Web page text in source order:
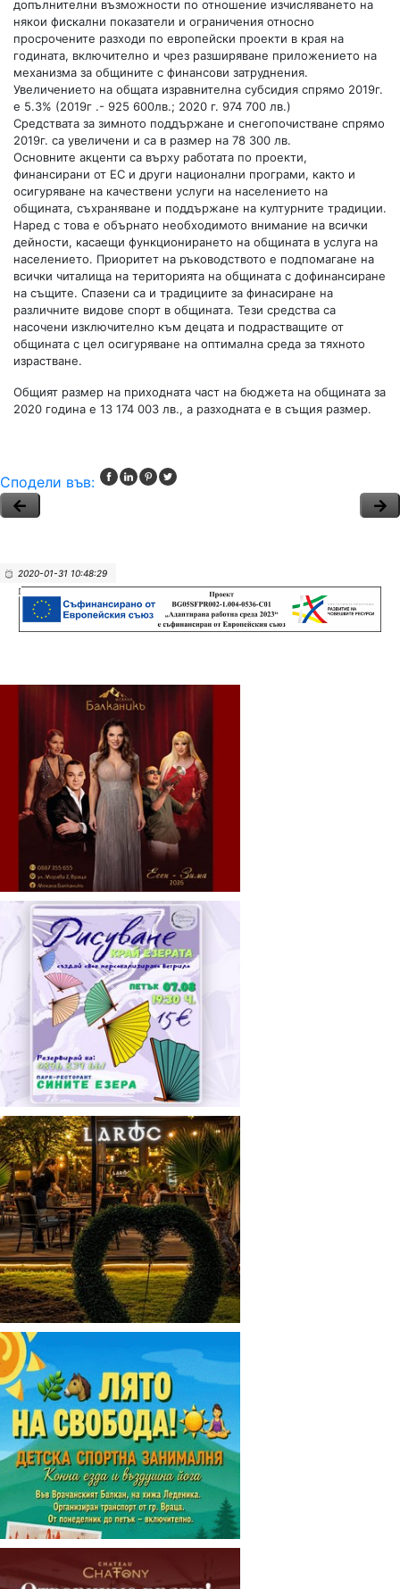
допълнителни възможности по отношение изчисляването на
някои фискални показатели и ограничения относно
просрочените разходи по европейски проекти в края на
годината, включително и чрез разширяване приложението на
механизма за общините с финансови затруднения.
Увеличението на общата изравнителна субсидия спрямо 2019г.
е 5.3% (2019г .- 925 600лв.; 2020 г. 974 700 лв.)
Средствата за зимното поддържане и снегопочистване спрямо
2019г. са увеличени и са в размер на 78 300 лв.
Основните акценти са върху работата по проекти,
финансирани от ЕС и други национални програми, както и
осигуряване на качествени услуги на населението на
общината, съхраняване и поддържане на културните традиции.
Наред с това е обърнато необходимото внимание на всички
дейности, касаещи функционирането на общината в услуга на
населението. Приоритет на ръководството е подпомагане на
всички читалища на територията на общината с дофинансиране
на същите. Спазени са и традициите за финасиране на
различните видове спорт в общината. Тези средства са
насочени изключително към децата и подрастващите от
общината с цел осигуряване на оптимална среда за тяхното
израстване.
Общият размер на приходната част на бюджета на общината за
2020 година е 13 174 003 лв., а разходната е в същия размер.
Сподели във:
2020-01-31 10:48:29